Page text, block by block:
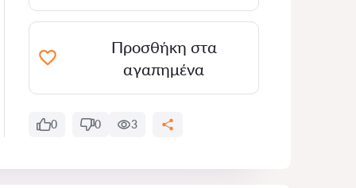
Προσθήκη στα
αγαπημένα
0 0 3